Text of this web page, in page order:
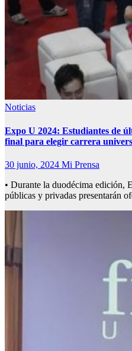
Noticias
Expo U 2024: Estudiantes de
final para elegir carrera
30 junio, 2024 Mi Prensa
• Durante la duodécima edición,
públicas y privadas presentarán